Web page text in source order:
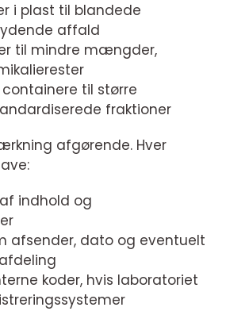
i plast til blandede
affald
til mindre mængder,
til større
fraktioner
afgørende. Hver
indhold og
afsender, dato og eventuelt
koder, hvis laboratoriet